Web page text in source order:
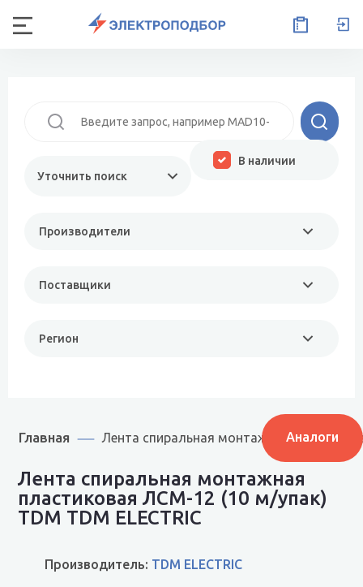
Уточнить поиск
Производители
Поставщики
Регион
В наличии
Главная Лента спиральная монтажнаяАналоги
Лента спиральная монтажная
пластиковая ЛСМ-12 (10 м/упак)
TDM TDM ELECTRIC
Производитель: TDM ELECTRIC